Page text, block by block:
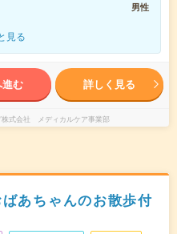
男性
見る
む 詳しく見る
株式会社 メディカルケア事業部
あちゃんのお散歩付